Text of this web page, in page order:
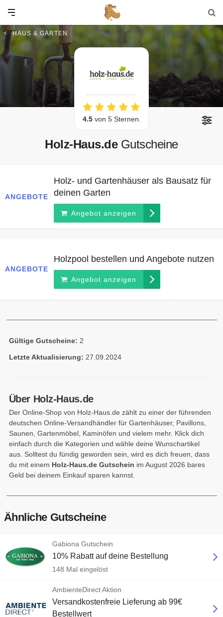
HAUS & GARTEN
4.5von 5 Sternen.
Holz-Haus.de Gutscheine
ANGEBOTE
Holz- und Gartenhäuser als Bausatz für
deinen Garten
Angebot anzeigen
ANGEBOTE
Holzpool bestellen und Angebote nutzen
Angebot anzeigen
Gültige Gutscheine: 2
Letzte Aktualisierung: 27.09.2024
Über Holz-Haus.de
Der Online-Shop von Holz-Haus.de zählt zu einer der führenden
deutschen Online-Versandhändler für Gartenhäuser, Pavillons,
Saunen, Gartenmöbel, Kaminöfen und vielem mehr. Klick dich
einfach durch die Kategorien und wähle deine Wunschartikel
aus. Solltest du fündig geworden sein, wird es dich freuen, dass
du mit einem Holz-Haus.de Gutschein im August 2026 bares
Geld bei deinem Einkauf sparen kannst.
Ähnliche Gutscheine
Gabiona Gutschein
10% Rabatt auf deine Bestellung
148 Mal eingelöst
AmbienteDirect Aktion
Versandkostenfreie Lieferung ab 99€
Bestellwert